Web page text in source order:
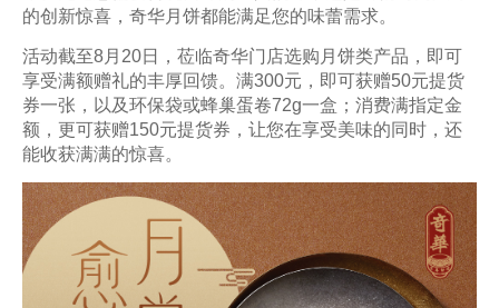
的创新惊喜，奇华月饼都能满足您的味蕾需求。
活动截至8月20日，莅临奇华门店选购月饼类产品，即可
享受满额赠礼的丰厚回馈。满300元，即可获赠50元提货
券一张，以及环保袋或蜂巢蛋卷72g一盒；消费满指定金
额，更可获赠150元提货券，让您在享受美味的同时，还
能收获满满的惊喜。